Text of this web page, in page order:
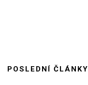
POSLEDNÍ ČLÁNKY